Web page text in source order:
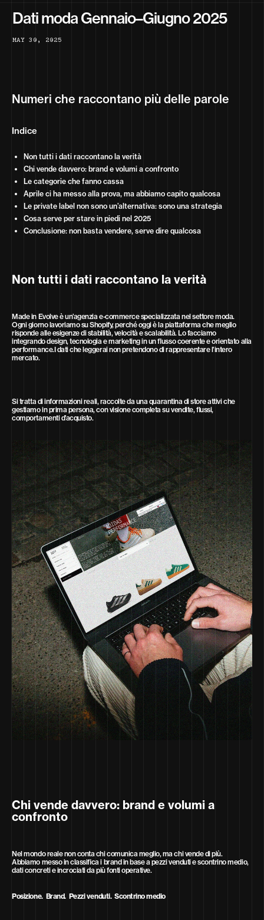
Dati moda Gennaio–Giugno 2025
M A Y 3 0 , 2 0 2 5
Numeri che raccontano più delle parole
Indice
Non tutti i dati raccontano la verità
Chi vende davvero: brand e volumi a confronto
Le categorie che fanno cassa
Aprile ci ha messo alla prova, ma abbiamo capito qualcosa
Le private label non sono un’alternativa: sono una strategia
Cosa serve per stare in piedi nel 2025
Conclusione: non basta vendere, serve dire qualcosa
Non tutti i dati raccontano la verità
Made in Evolve è un’agenzia e-commerce specializzata nel settore moda.
Ogni giorno lavoriamo su Shopify, perché oggi è la piattaforma che meglio
risponde alle esigenze di stabilità, velocità e scalabilità. Lo facciamo
integrando design, tecnologia e marketing in un flusso coerente e orientato alla
performance.I dati che leggerai non pretendono di rappresentare l’intero
mercato.
Si tratta di informazioni reali, raccolte da una quarantina di store attivi che
gestiamo in prima persona, con visione completa su vendite, flussi,
comportamenti d’acquisto.
Chi vende davvero: brand e volumi a
confronto
Nel mondo reale non conta chi comunica meglio, ma chi vende di più.
Abbiamo messo in classifica i brand in base a pezzi venduti e scontrino medio,
dati concreti e incrociati da più fonti operative.
Posizione. Brand. Pezzi venduti. Scontrino medio